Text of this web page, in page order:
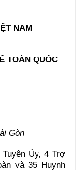
NAM
TOÀN QUỐC
Gòn
Úy, 4 Trợ
và 35 Huynh